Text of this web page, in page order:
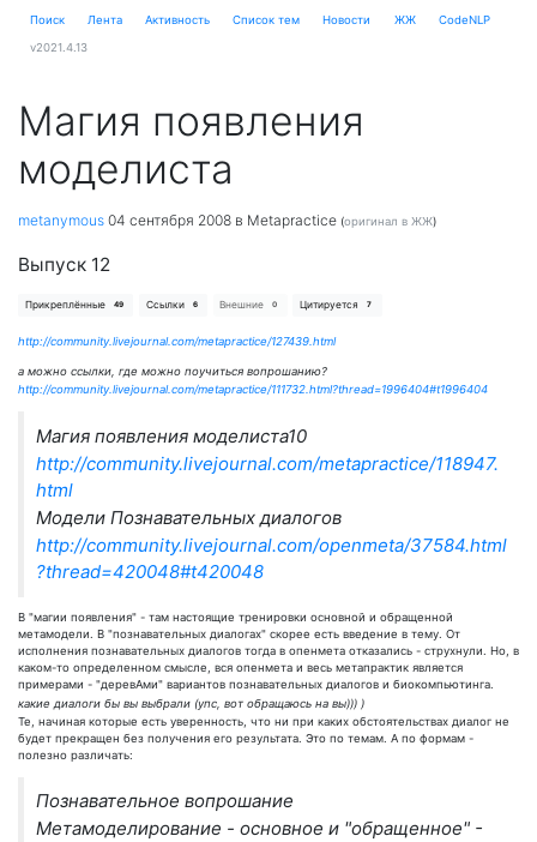
Поиск Лента Активность Cписок тем Новости ЖЖ CodeNLP
v2021.4.13
Магия появления
моделиста
metanymous 04 сентября 2008 в Metapractice (оригинал в ЖЖ)
Выпуск 12
Прикреплённые 49 Ссылки 6 Внешние 0 Цитируется 7
http://community.livejournal.com/metapractice/127439.html
а можно ссылки, где можно поучиться вопрошанию?
http://community.livejournal.com/metapractice/111732.html?thread=1996404#t1996404
Магия появления моделиста10
http://community.livejournal.com/metapractice/118947.
html
Модели Познавательных диалогов
http://community.livejournal.com/openmeta/37584.html
?thread=420048#t420048
В "магии появления" - там настоящие тренировки основной и обращенной
метамодели. В "познавательных диалогах" скорее есть введение в тему. От
исполнения познавательных диалогов тогда в опенмета отказались - струхнули. Но, в
каком-то определенном смысле, вся опенмета и весь метапрактик является
примерами - "деревАми" вариантов познавательных диалогов и биокомпьютинга.
какие диалоги бы вы выбрали (упс, вот обращаюсь на вы))) )
Те, начиная которые есть уверенность, что ни при каких обстоятельствах диалог не
будет прекращен без получения его результата. Это по темам. А по формам -
полезно различать:
Познавательное вопрошание
Метамоделирование - основное и "обращенное" -